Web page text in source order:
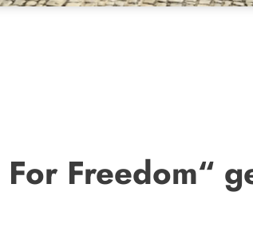
Freedom“